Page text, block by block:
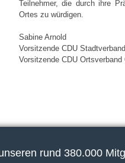
Teilnehmer, die durch ihre
Ortes zu würdigen.
Sabine Arnold
Vorsitzende CDU
Vorsitzende CDU Ortsverband
rund 380.000